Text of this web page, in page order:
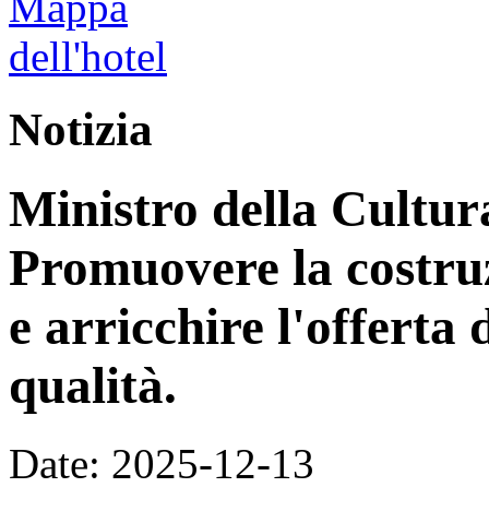
Notizia
Ministro della
Promuovere la
e arricchire l'offerta
qualità.
Date: 2025-12-13